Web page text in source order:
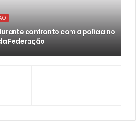
confronto com a polícia no
Federação